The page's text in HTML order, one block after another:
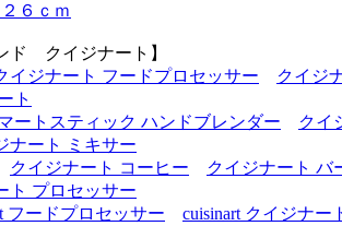
６ｃｍ
ド クイジナート】
イジナート フードプロセッサー
クイジ
ト
ートスティック ハンドブレンダー
クイ
ナート ミキサー
クイジナート コーヒー
クイジナート バ
ト プロセッサー
フードプロセッサー cuisinart クイジナー